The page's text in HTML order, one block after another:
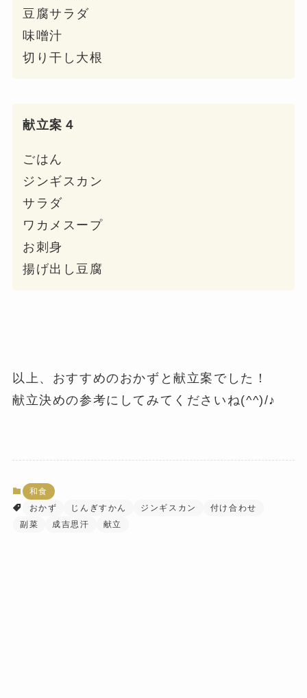
豆腐サラダ
味噌汁
切り干し大根
献立案４
ごはん
ジンギスカン
サラダ
ワカメスープ
お刺身
揚げ出し豆腐
以上、おすすめのおかずと献立案でした！
献立決めの参考にしてみてくださいね(^^)/♪
和食
おかず
じんぎすかん ジンギスカン
付け合わせ
副菜
成吉思汗 献立